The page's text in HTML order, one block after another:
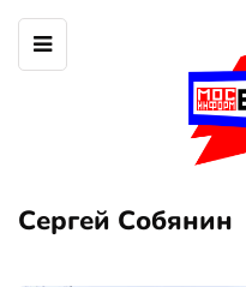
Сергей Собянин